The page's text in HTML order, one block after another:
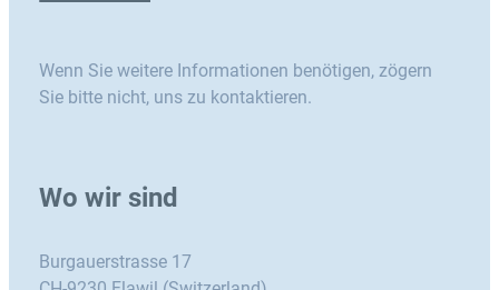
Wenn Sie weitere Informationen benötigen, zögern
Sie bitte nicht, uns zu kontaktieren.
Wo wir sind
Burgauerstrasse 17